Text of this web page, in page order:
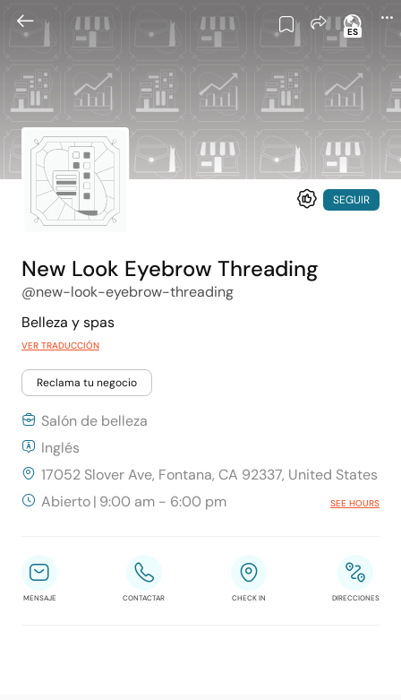
ES
SEGUIR
New Look Eyebrow Threading
@new-look-eyebrow-threading
Belleza y spas
VER TRADUCCIÓN
Reclama tu negocio
Salón de belleza
Inglés
17052 Slover Ave, Fontana, CA 92337, United States
Abierto| 9:00 am - 6:00 pm SEE HOURS
MENSAJE CONTACTAR CHECK IN DIRECCIONES